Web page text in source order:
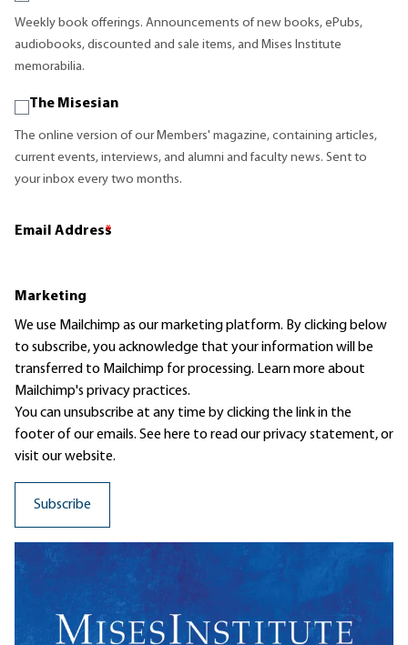
Weekly book offerings. Announcements of new books, ePubs,
audiobooks, discounted and sale items, and Mises Institute
memorabilia.
The Misesian
The online version of our Members' magazine, containing articles,
current events, interviews, and alumni and faculty news. Sent to
your inbox every two months.
Email Address
*
Marketing
We use Mailchimp as our marketing platform. By clicking below
to subscribe, you acknowledge that your information will be
transferred to Mailchimp for processing. Learn moreabout
Mailchimp's privacy practices.
You can unsubscribe at any time by clicking the link in the
footer of our emails. See here to read ourprivacy statement, or
visit our website.